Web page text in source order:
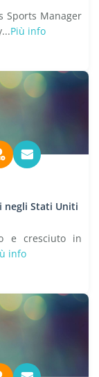
Sports Manager
Più info
negli Stati Uniti
e cresciuto in
info